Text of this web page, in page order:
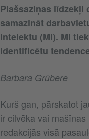
Plašsaziņas līdzekļi
samazināt
intelektu (MI). MI
identificētu
Barbara Grūbere
Kurš gan, pārskatot
ir cilvēka vai
redakcijās visā